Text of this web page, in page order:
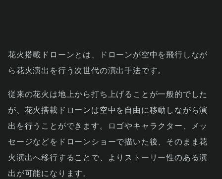
花火搭載ドローンとは、ドローンが空中を飛行しなが
ら花火演出を行う次世代の演出手法です。
従来の花火は地上から打ち上げることが一般的でした
が、花火搭載ドローンは空中を自由に移動しながら演
出を行うことができます。ロゴやキャラクター、メッ
セージなどをドローンショーで描いた後、そのまま花
火演出へ移行することで、よりストーリー性のある演
出が可能になります。